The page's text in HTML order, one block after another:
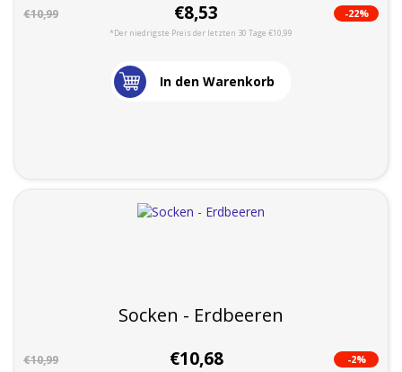
€10,99 €8,53 -22%
*Der niedrigste Preis der letzten 30 Tage €10,99
In den Warenkorb
Socken - Erdbeeren
€10,99 €10,68 -2%